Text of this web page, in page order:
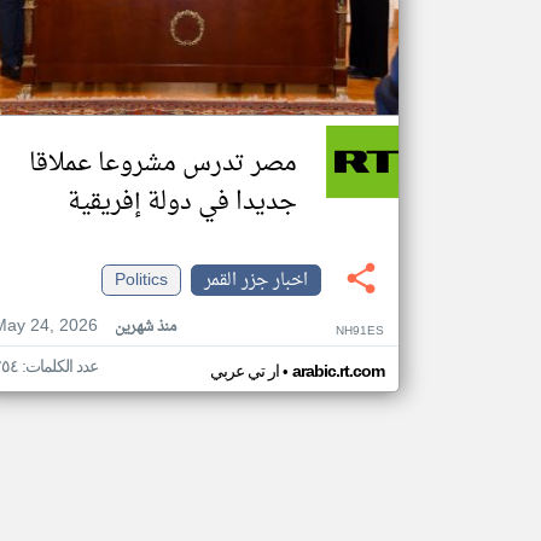
مصر تدرس مشروعا عملاقا
جديدا في دولة إفريقية
اخبار جزر القمر
Politics
24, 2026
منذ شهرين NH91ES
ار تي عربي• arabic.rt.com عدد الكلمات: ٢٥٤